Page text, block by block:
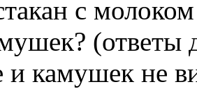
с
(ответы
и камушек не